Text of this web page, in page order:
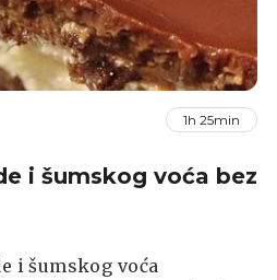
1h 25min
i šumskog voća bez
i šumskog voća